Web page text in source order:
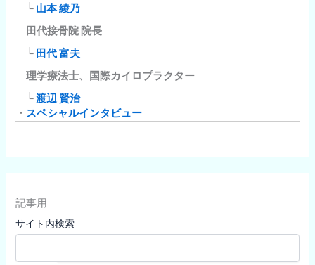
└ 山本 綾乃
田代接骨院 院長
└ 田代 富夫
理学療法士、国際カイロプラクター
└渡辺 賢治
・ スペシャルインタビュー
記事用
サイト内検索